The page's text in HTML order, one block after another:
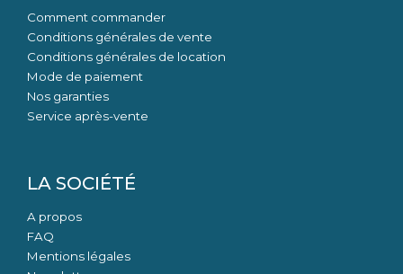
Comment commander
Conditions générales de vente
Conditions générales de location
Mode de paiement
Nos garanties
Service après-vente
LA SOCIÉTÉ
A propos
FAQ
Mentions légales